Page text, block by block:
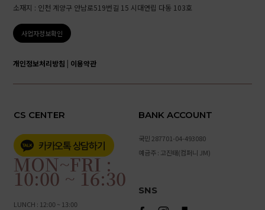
소재지 : 인천 계양구 안남로519번길 15 시대연립 다동 103호
사업자정보확인
개인정보처리방침 | 이용약관
CS CENTER
MON~FRI :
10:00 ~ 16:30
LUNCH : 12:00 ~ 13:00
BANK ACCOUNT
국민 287701-04-493080
예금주 : 고진태(컴퍼니 JM)
SNS